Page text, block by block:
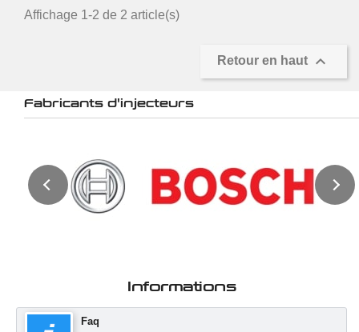
Affichage 1-2 de 2 article(s)
Retour en haut 
Fabricants d'injecteurs
Informations
Faq